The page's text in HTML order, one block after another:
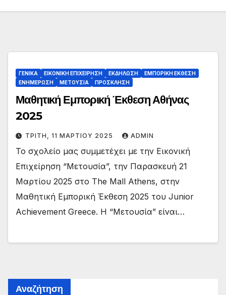
ΓΕΝΙΚΑ ΕΙΚΟΝΙΚΗ ΕΠΙΧΕΙΡΗΣΗ ΕΚΔΗΛΩΣΗ
ΕΜΠΟΡΙΚΗ ΕΚΘΕΣΗ
ΕΝΗΜΕΡΩΣΗ
ΜΕΤΟΥΣΙΑ ΠΡΟΣΚΛΗΣΗ
Μαθητική Εμπορική Έκθεση Αθήνας
2025
ΤΡΊΤΗ, 11 ΜΑΡΤΊΟΥ 2025 ADMIN
Το σχολείο μας συμμετέχει με την Εικονική
Επιχείρηση “Μετουσία”, την Παρασκευή 21
Μαρτίου 2025 στο The Mall Athens, στην
Μαθητική Εμπορική Έκθεση 2025 του Junior
Achievement Greece. Η “Μετουσία” είναι…
Αναζήτηση